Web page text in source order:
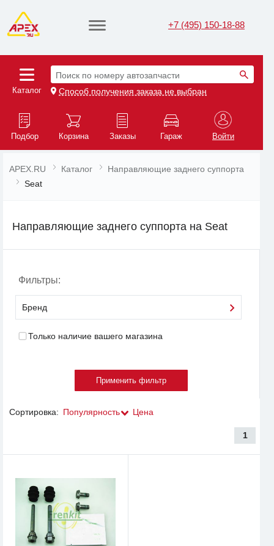
+7 (495) 150-18-88
Каталог
Поиск по номеру автозапчасти
Способ получения заказа не выбран
Подбор Корзина Заказы Гараж Войти
APEX.RU Каталог
Направляющие заднего суппорта
Seat
Направляющие заднего суппорта на Seat
Фильтры:
Бренд
Только наличие вашего магазина
Сортировка: Популярность Цена
1